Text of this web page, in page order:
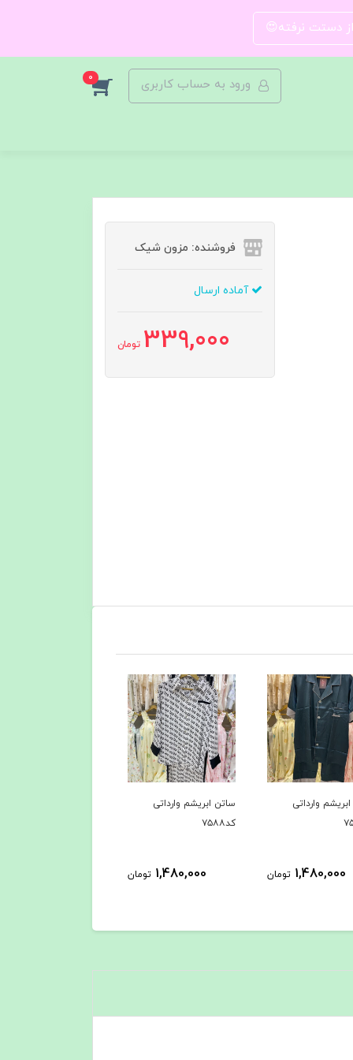
از دستت نرفته😍
ورود به حساب کاربری 0
فروشنده: مزون شیک
آماده ارسال
339,000 تومان
وارداتی
1,480,000 تومان
ساتن ابریشم وارداتی
کد۷۵۸۸
1,480,000 تومان